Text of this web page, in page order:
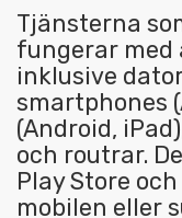
Tjänsterna
fungerar med
inklusive
smartphones
(Android,
och routrar.
Play Store
mobilen eller